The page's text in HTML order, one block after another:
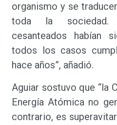
organismo y se
toda la sociedad.
cesanteados habían
todos los casos
hace años”, añadió.
Aguiar sostuvo que “la
Energía Atómica no
contrario, es